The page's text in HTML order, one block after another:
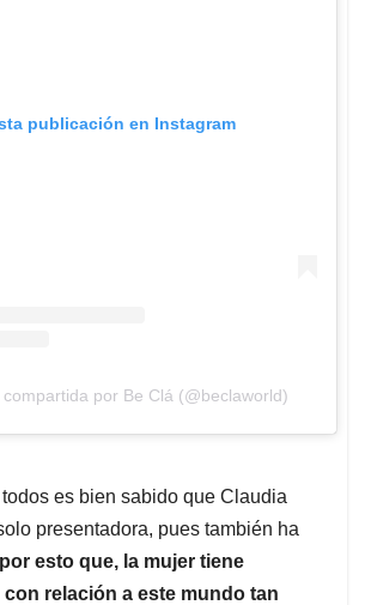
publicación en Instagram
por Be Clá (@beclaworld)
es bien sabido que Claudia
presentadora, pues también ha
esto que, la mujer tiene
con relación a este mundo tan